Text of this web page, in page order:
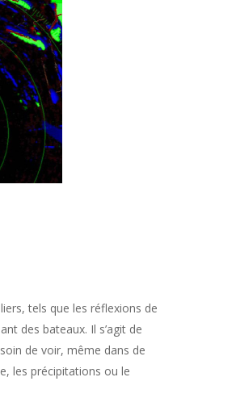
tels que les réflexions de
des bateaux. Il s’agit de
de voir, même dans de
les précipitations ou le